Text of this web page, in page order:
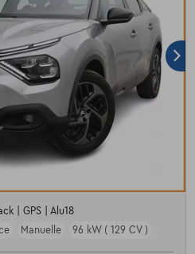
| GPS | Alu18
Manuelle 96 kW ( 129 CV )